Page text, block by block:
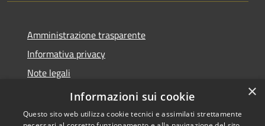
Amministrazione trasparente
Informativa privacy
Note legali
Dichiarazione di accessibilità
×
Informazioni sui cookie
Questo sito web utilizza cookie tecnici e assimilati strettamente